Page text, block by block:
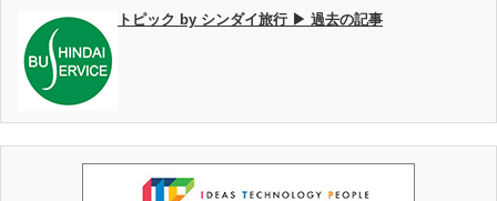
トピック by シンダイ旅行 ▶ 過去の記事